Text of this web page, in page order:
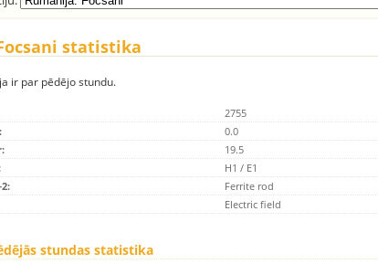
statistika
ir par pēdējo stundu.
2755
0.0
19.5
H1 / E1
Ferrite rod
Electric field
stundas statistika